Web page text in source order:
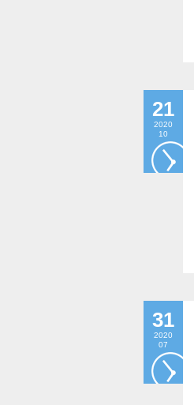
21
2020
10
31
2020
07